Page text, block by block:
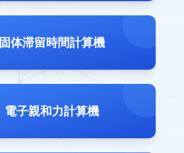
固体滞留時間計算機
電子親和力計算機